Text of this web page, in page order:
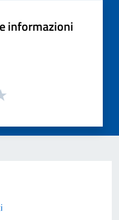
informazioni